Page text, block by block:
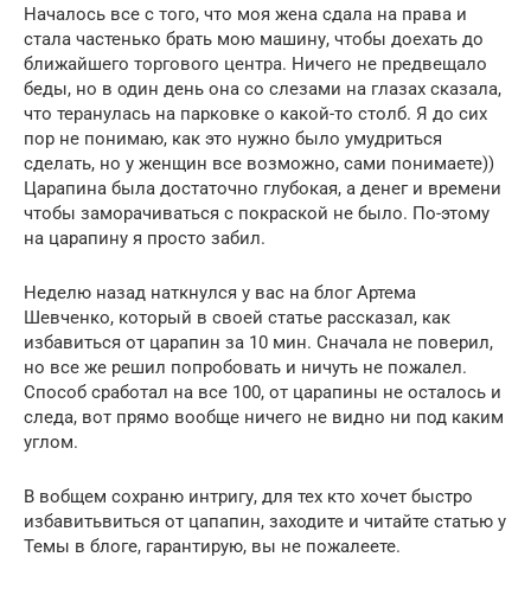
Началось все с того, что моя жена сдала на права и
стала частенько брать мою машину, чтобы доехать до
ближайшего торгового центра. Ничего не предвещало
беды, но в один день она со слезами на глазах сказала,
что теранулась на парковке о какой-то столб. Я до сих
пор не понимаю, как это нужно было умудриться
сделать, но у женщин все возможно, сами понимаете))
Царапина была достаточно глубокая, а денег и времени
чтобы заморачиваться с покраской не было. По-этому
на царапину я просто забил.
Неделю назад наткнулся у вас на блог Артема
Шевченко, который в своей статье рассказал, как
избавиться от царапин за 10 мин. Сначала не поверил,
но все же решил попробовать и ничуть не пожалел.
Способ сработал на все 100, от царапины не осталось и
следа, вот прямо вообще ничего не видно ни под каким
углом.
В вобщем сохраню интригу, для тех кто хочет быстро
избавитьвиться от цапапин, заходите и читайте статью у
Темы в блоге, гарантирую, вы не пожалеете.